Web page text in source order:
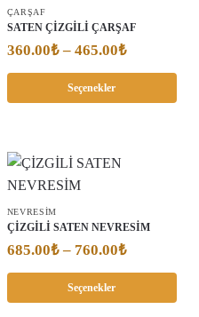
ÇARŞAF
SATEN ÇİZGİLİ ÇARŞAF
360.00₺ – 465.00₺
Seçenekler
NEVRESIM
ÇİZGİLİ SATEN NEVRESİM
685.00₺ – 760.00₺
Seçenekler